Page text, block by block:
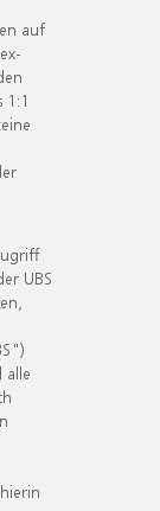
auf
1:1
UBS
alle